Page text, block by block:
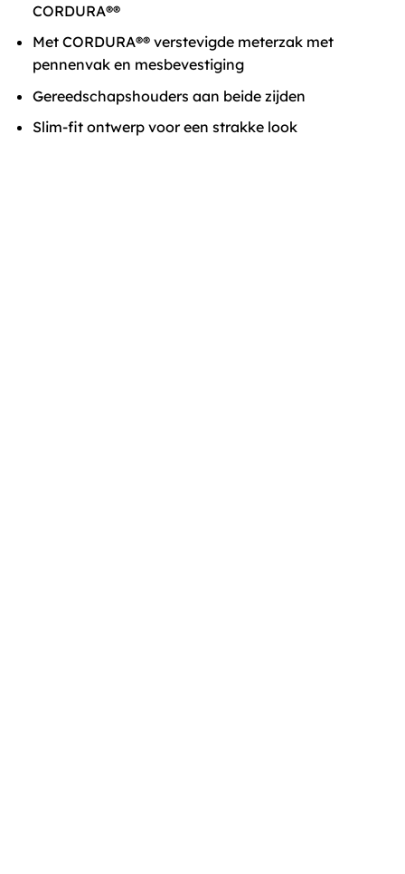
CORDURA®®
Met CORDURA®® verstevigde meterzak met
pennenvak en mesbevestiging
Gereedschapshouders aan beide zijden
Slim-fit ontwerp voor een strakke look